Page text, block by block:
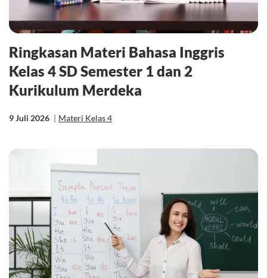
Ringkasan Materi Bahasa Inggris
Kelas 4 SD Semester 1 dan 2
Kurikulum Merdeka
9 Juli 2026 | Materi Kelas 4